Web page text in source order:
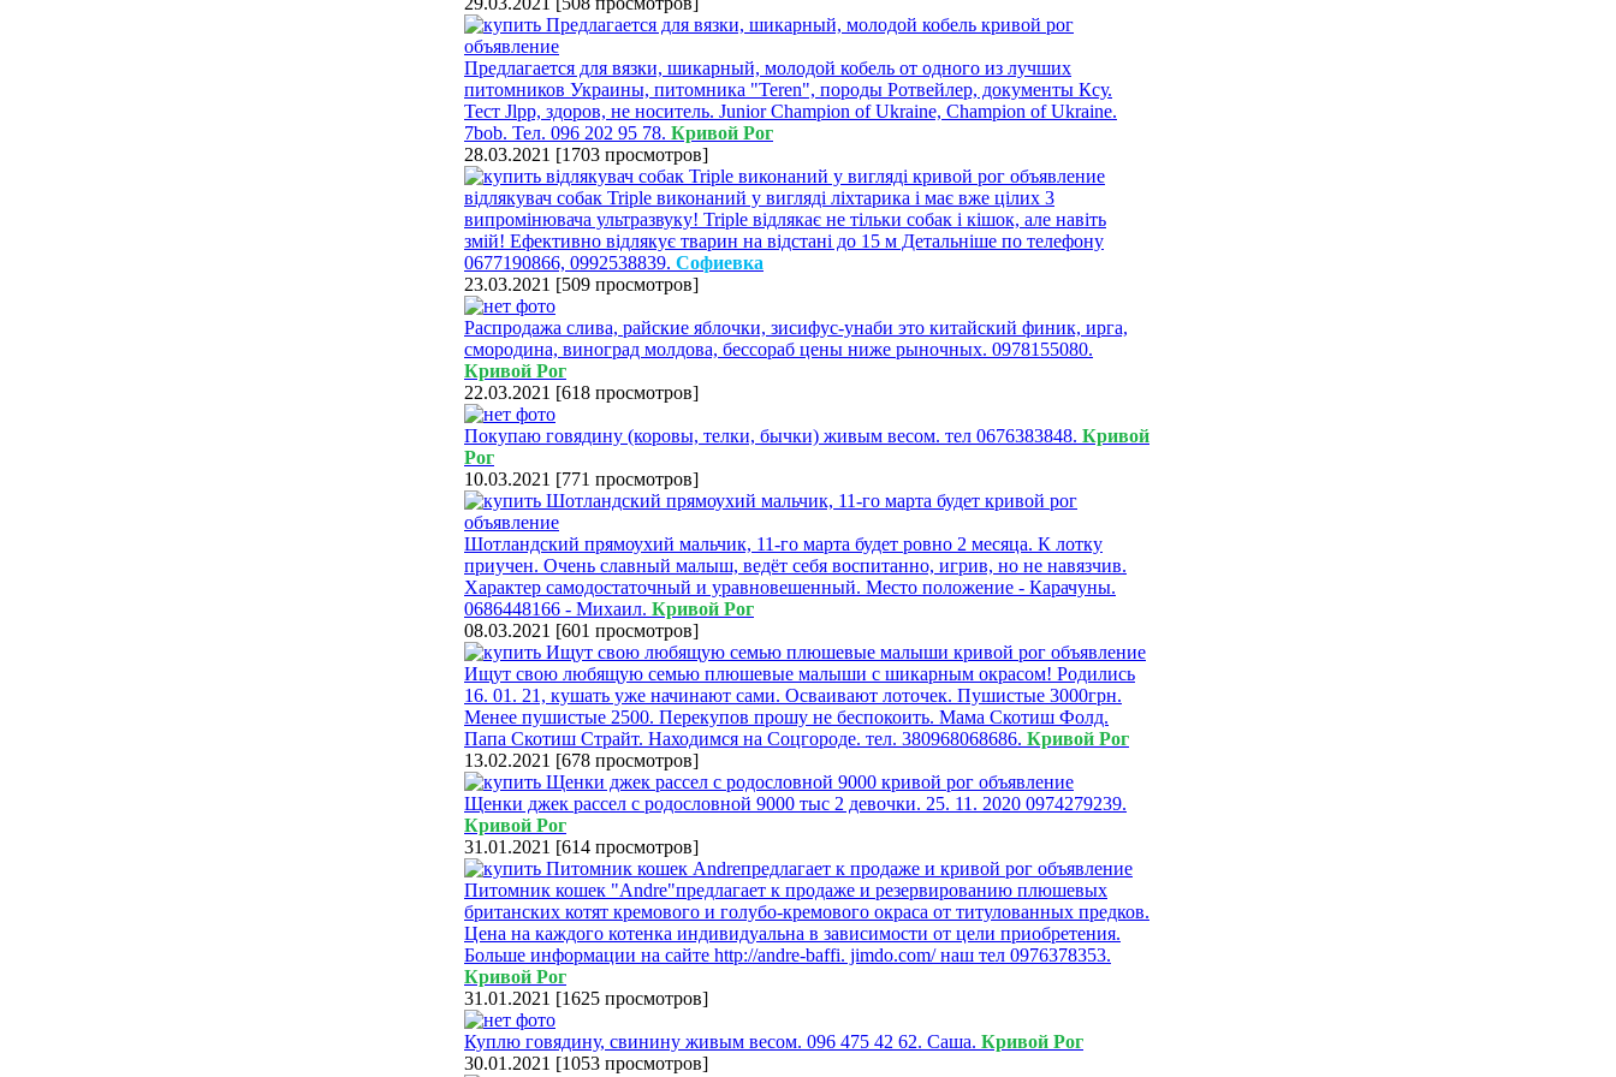
Предлагается для вязки, шикарный, молодой кобель от одного из лучших
питомников Украины, питомника "Teren", породы Ротвейлер, документы Ксу.
Тест Jlpp, здоров, не носитель. Junior Champion of Ukraine, Champion of Ukraine.
7bob. Тел. 096 202 95 78. Кривой Рог
28.03.2021 [1703 просмотров]
відлякувач собак Triple виконаний у вигляді ліхтарика і має вже цілих 3
випромінювача ультразвуку! Triple відлякає не тільки собак і кішок, але навіть
змій! Ефективно відлякує тварин на відстані до 15 м Детальніше по телефону
0677190866, 0992538839. Софиевка
23.03.2021 [509 просмотров]
Распродажа слива, райские яблочки, зисифус-унаби это китайский финик, ирга,
смородина, виноград молдова, бессораб цены ниже рыночных. 0978155080.
Кривой Рог
22.03.2021 [618 просмотров]
Покупаю говядину (коровы, телки, бычки) живым весом. тел 0676383848. Кривой
Рог
10.03.2021 [771 просмотров]
Шотландский прямоухий мальчик, 11-го марта будет ровно 2 месяца. К лотку
приучен. Очень славный малыш, ведёт себя воспитанно, игрив, но не навязчив.
Характер самодостаточный и уравновешенный. Место положение - Карачуны.
0686448166 - Михаил. Кривой Рог
08.03.2021 [601 просмотров]
Ищут свою любящую семью плюшевые малыши с шикарным окрасом! Родились
16. 01. 21, кушать уже начинают сами. Осваивают лоточек. Пушистые 3000грн.
Менее пушистые 2500. Перекупов прошу не беспокоить. Мама Скотиш Фолд.
Папа Скотиш Страйт. Находимся на Соцгороде. тел. 380968068686. Кривой Рог
13.02.2021 [678 просмотров]
Щенки джек рассел с родословной 9000 тыс 2 девочки. 25. 11. 2020 0974279239.
Кривой Рог
31.01.2021 [614 просмотров]
Питомник кошек "Andre"предлагает к продаже и резервированию плюшевых
британских котят кремового и голубо-кремового окраса от титулованных предков.
Цена на каждого котенка индивидуальна в зависимости от цели приобретения.
Больше информации на сайте http://andre-baffi. jimdo.com/ наш тел 0976378353.
Кривой Рог
31.01.2021 [1625 просмотров]
Куплю говядину, свинину живым весом. 096 475 42 62. Саша. Кривой Рог
30.01.2021 [1053 просмотров]